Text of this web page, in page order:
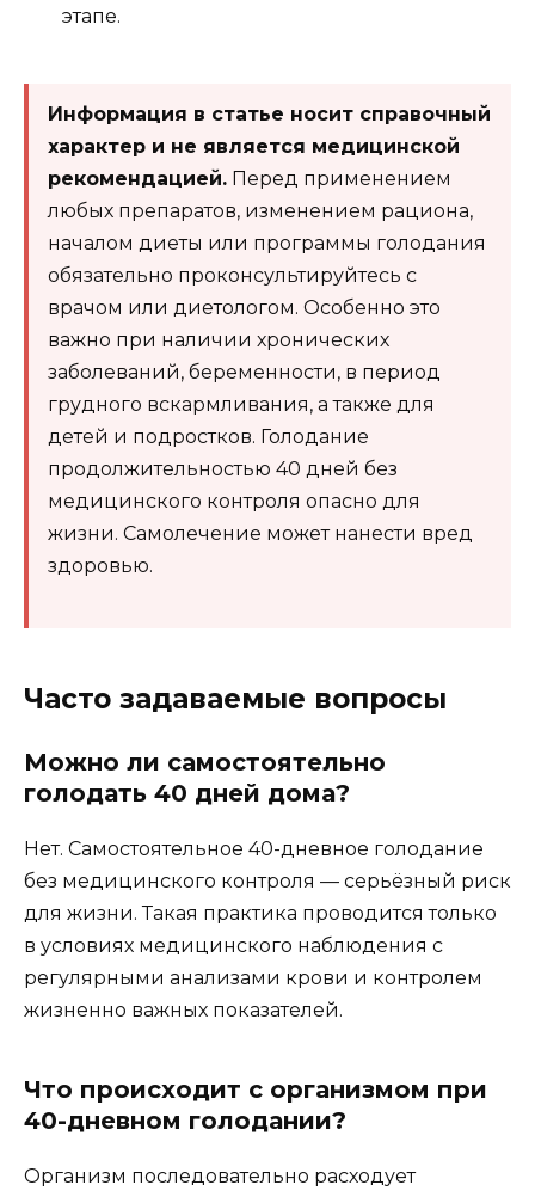
этапе.
Информация в статье носит справочный
характер и не является медицинской
рекомендацией. Перед применением
любых препаратов, изменением рациона,
началом диеты или программы голодания
обязательно проконсультируйтесь с
врачом или диетологом. Особенно это
важно при наличии хронических
заболеваний, беременности, в период
грудного вскармливания, а также для
детей и подростков. Голодание
продолжительностью 40 дней без
медицинского контроля опасно для
жизни. Самолечение может нанести вред
здоровью.
Часто задаваемые вопросы
Можно ли самостоятельно
голодать 40 дней дома?
Нет. Самостоятельное 40-дневное голодание
без медицинского контроля — серьёзный риск
для жизни. Такая практика проводится только
в условиях медицинского наблюдения с
регулярными анализами крови и контролем
жизненно важных показателей.
Что происходит с организмом при
40-дневном голодании?
Организм последовательно расходует